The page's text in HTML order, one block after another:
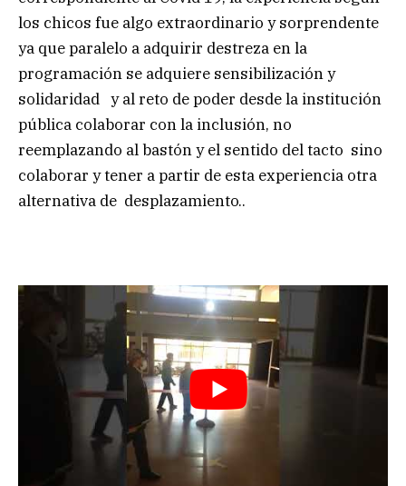
los chicos fue algo extraordinario y sorprendente
ya que paralelo a adquirir destreza en la
programación se adquiere sensibilización y
solidaridad y al reto de poder desde la institución
pública colaborar con la inclusión, no
reemplazando al bastón y el sentido del tacto sino
colaborar y tener a partir de esta experiencia otra
alternativa de desplazamiento..